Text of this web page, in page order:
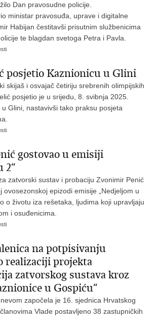
Dan pravosudne policije.
ministar pravosuđa, uprave i digitalne
Habijan čestitavši prisutnim službenicima
te blagdan svetoga Petra i Pavla.
posjetio Kaznionicu u Glini
skijaš i osvajač četiriju srebrenih olimpijskih
posjetio je u srijedu, 8. svibnja 2025.
Glini, nastavivši tako praksu posjeta
gostovao u emisiji
2“
zatvorski sustav i probaciju Zvonimir Penić
ovosezonskoj epizodi emisije „Nedjeljom u
o životu iza rešetaka, ljudima koji upravljaju
i osuđenicima.
na potpisivanju
realizaciji projekta
zatvorskog sustava kroz
u Gospiću“
započela je 16. sjednica Hrvatskog
Vlade postavljeno 38 zastupničkih